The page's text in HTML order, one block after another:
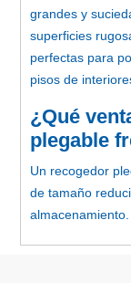
grandes y
superficies
perfectas para
pisos de
¿Qué
plegable
Un recogedor
de tamaño
almacenamiento.